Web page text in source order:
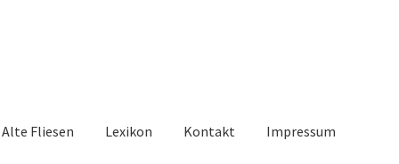
Alte Fliesen Lexikon Kontakt Impressum